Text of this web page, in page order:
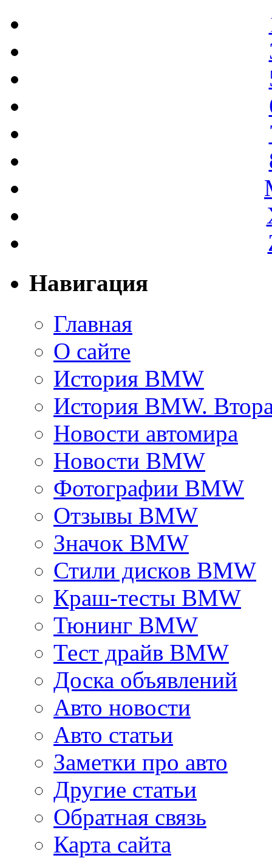
Навигация
Главная
О сайте
История BMW
История BMW.
Новости автомира
Новости BMW
Фотографии BMW
Отзывы BMW
Значок BMW
Стили дисков BMW
Краш-тесты BMW
Тюнинг BMW
Тест драйв BMW
Доска объявлений
Авто новости
Авто статьи
Заметки про авто
Другие статьи
Обратная связь
Карта сайта